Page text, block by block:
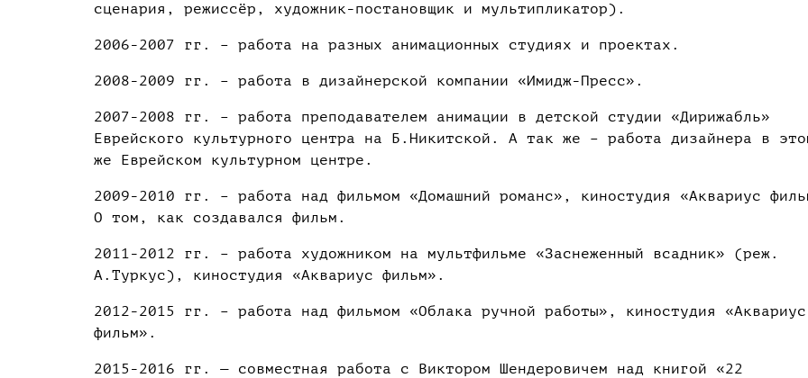
сценария, режиссёр, художник-постановщик и мультипликатор).
2006-2007 гг. – работа на разных анимационных студиях и проектах.
2008-2009 гг. – работа в дизайнерской компании «Имидж-Пресс».
2007-2008 гг. – работа преподавателем анимации в детской студии «Дирижабль»
Еврейского культурного центра на Б.Никитской. А так же – работа дизайнера в
же Еврейском культурном центре.
2009-2010 гг. – работа над фильмом «Домашний романс», киностудия «Аквариус
О том, как создавался фильм.
2011-2012 гг. – работа художником на мультфильме «Заснеженный всадник» (реж.
А.Туркус), киностудия «Аквариус фильм».
2012-2015 гг. – работа над фильмом «Облака ручной работы», киностудия «Аквариус
фильм».
2015-2016 гг. — совместная работа с Виктором Шендеровичем над книгой «22